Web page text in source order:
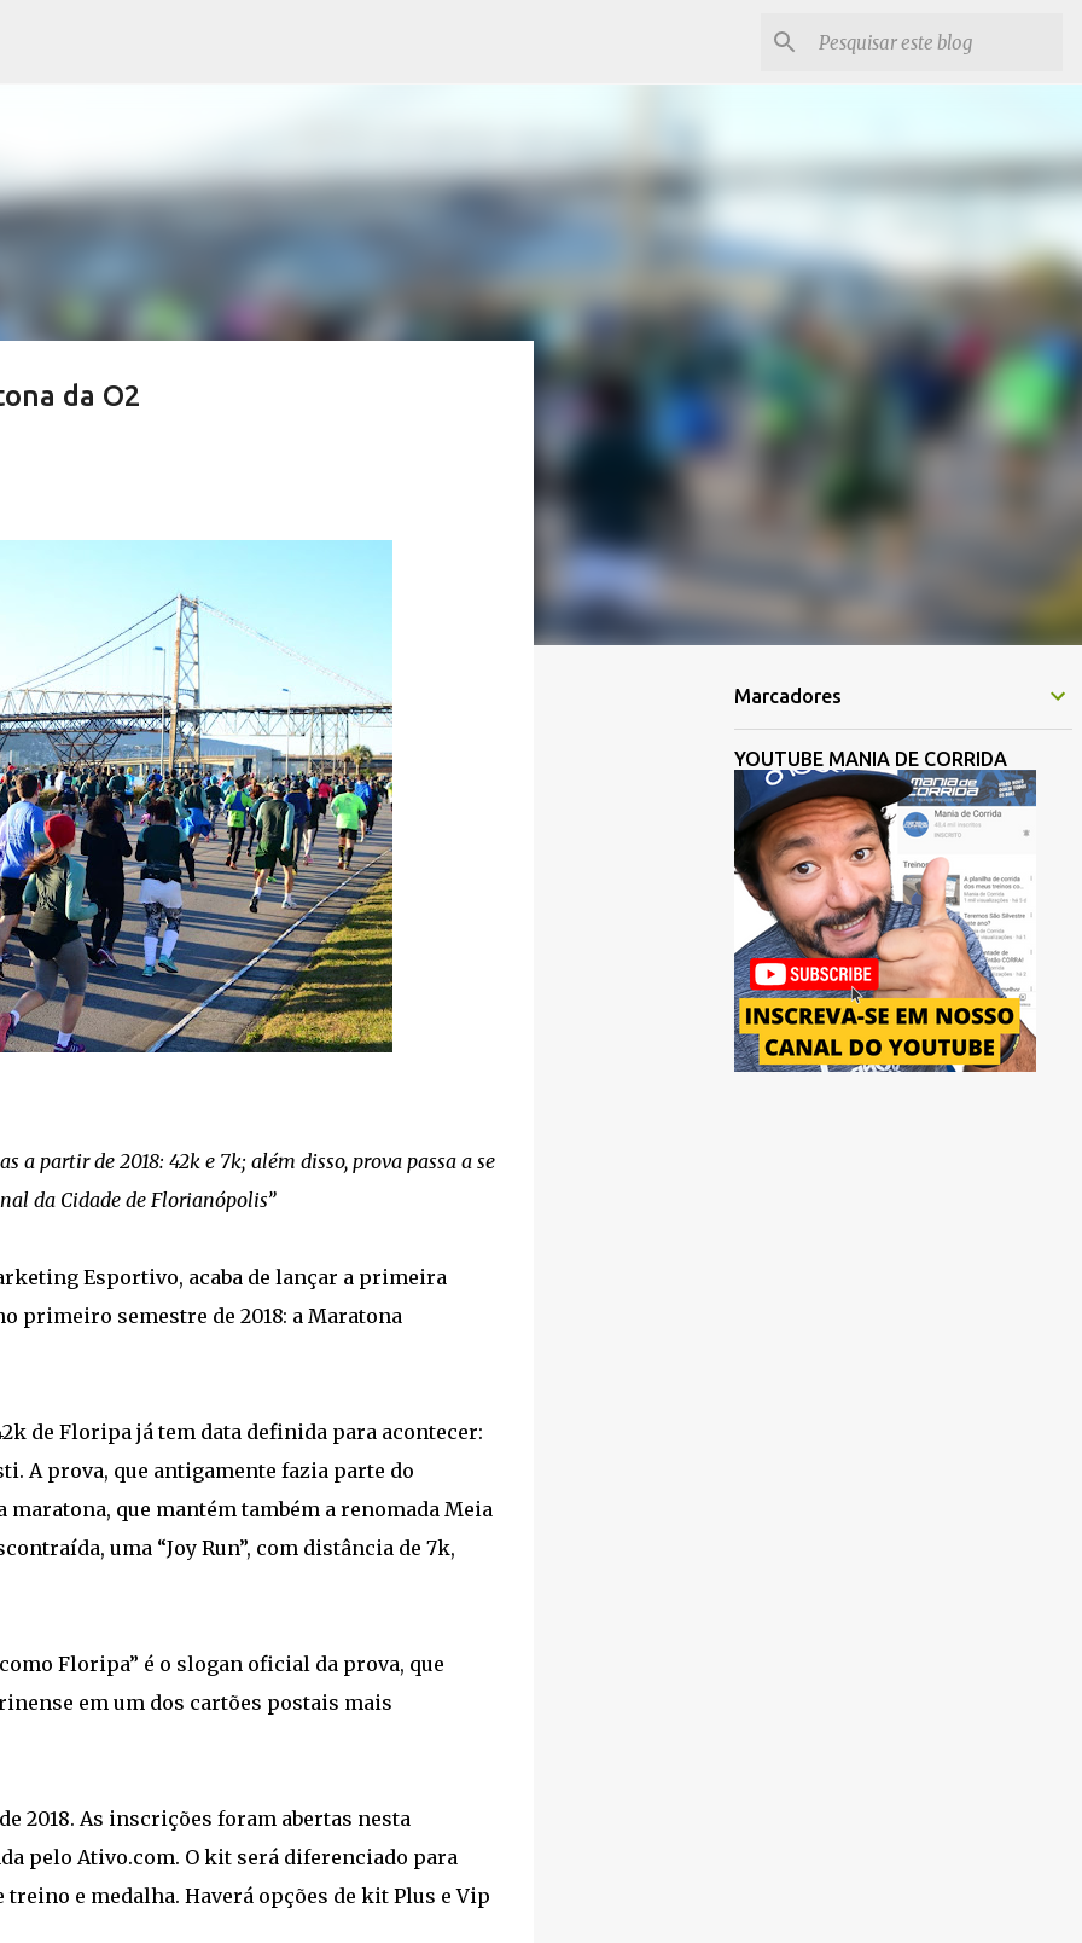
da O2
partir de 2018: 42k e 7k; além disso, prova passa a se
da Cidade de Florianópolis”
Esportivo, acaba de lançar a primeira
primeiro semestre de 2018: a Maratona
de Floripa já tem data definida para acontecer:
A prova, que antigamente fazia parte do
que mantém também a renomada Meia
uma “Joy Run”, com distância de 7k,
Floripa” é o slogan oficial da prova, que
em um dos cartões postais mais
2018. As inscrições foram abertas nesta
pelo Ativo.com. O kit será diferenciado para
e medalha. Haverá opções de kit Plus e Vip
Marcadores
YOUTUBE MANIA DE CORRIDA